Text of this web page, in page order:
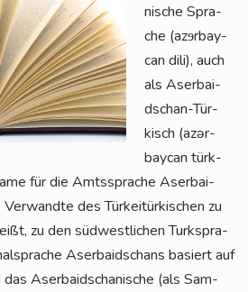
ni­sche Spra­
che (azɘr­bay­
can dili), auch
als Aser­bai­
dschan-Tür­
kisch (azər­
bay­can türk­
für die Amts­spra­che Aser­bai­
des Tür­kei­tür­ki­schen zu
zu den süd­west­li­chen Turk­spra­
Aser­bai­dschans basiert auf
Aser­bai­dscha­ni­sche (als Sam­